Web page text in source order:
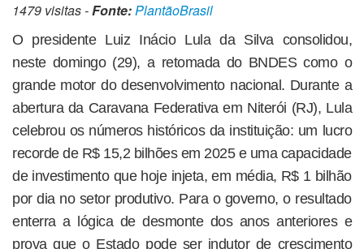
1479 visitas -Fonte:PlantãoBrasil
O presidente Luiz Inácio Lula da Silva consolidou,
neste domingo (29), a retomada do BNDES como o
grande motor do desenvolvimento nacional. Durante a
abertura da Caravana Federativa em Niterói (RJ), Lula
celebrou os números históricos da instituição: um lucro
recorde de R$ 15,2 bilhões em 2025 e uma capacidade
de investimento que hoje injeta, em média, R$ 1 bilhão
por dia no setor produtivo. Para o governo, o resultado
enterra a lógica de desmonte dos anos anteriores e
prova que o Estado pode ser indutor de crescimento